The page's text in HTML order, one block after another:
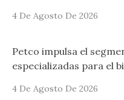
4 De Agosto De 2026
Petco impulsa el
especializadas para el
4 De Agosto De 2026